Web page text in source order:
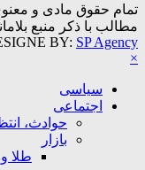
تمام حقوق مادی و
مطالب با ذکر منبع
BY: SP Agency
×
سیاسی
اجتماعی
حوادث،
بازار
طلا و